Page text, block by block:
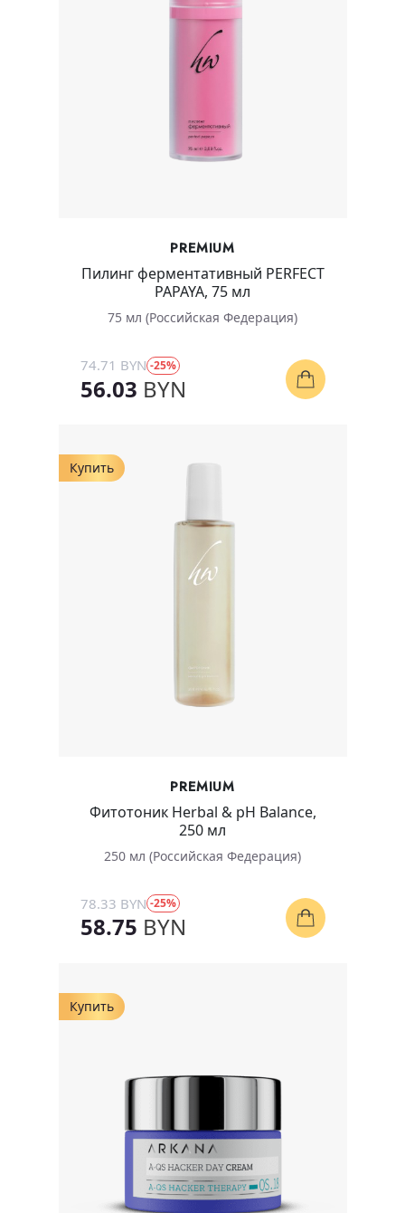
PREMIUM
Пилинг ферментативный PERFECT
PAPAYA, 75 мл
75 мл (Российская Федерация)
74.71 BYN -25%
56.03 BYN
Купить
PREMIUM
Фитотоник Herbal & pH Balance,
250 мл
250 мл (Российская Федерация)
78.33 BYN -25%
58.75 BYN
Купить